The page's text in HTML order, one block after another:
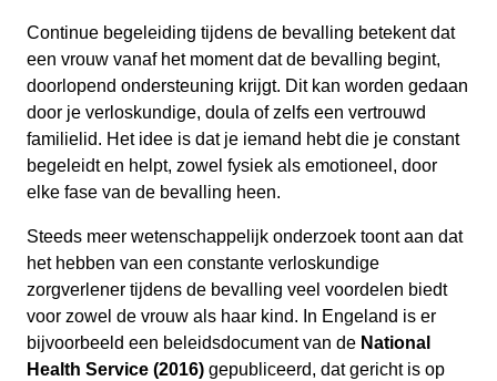
Continue begeleiding tijdens de bevalling betekent dat
een vrouw vanaf het moment dat de bevalling begint,
doorlopend ondersteuning krijgt. Dit kan worden gedaan
door je verloskundige, doula of zelfs een vertrouwd
familielid. Het idee is dat je iemand hebt die je constant
begeleidt en helpt, zowel fysiek als emotioneel, door
elke fase van de bevalling heen.
Steeds meer wetenschappelijk onderzoek toont aan dat
het hebben van een constante verloskundige
zorgverlener tijdens de bevalling veel voordelen biedt
voor zowel de vrouw als haar kind. In Engeland is er
bijvoorbeeld een beleidsdocument van de National
Health Service (2016) gepubliceerd, dat gericht is op